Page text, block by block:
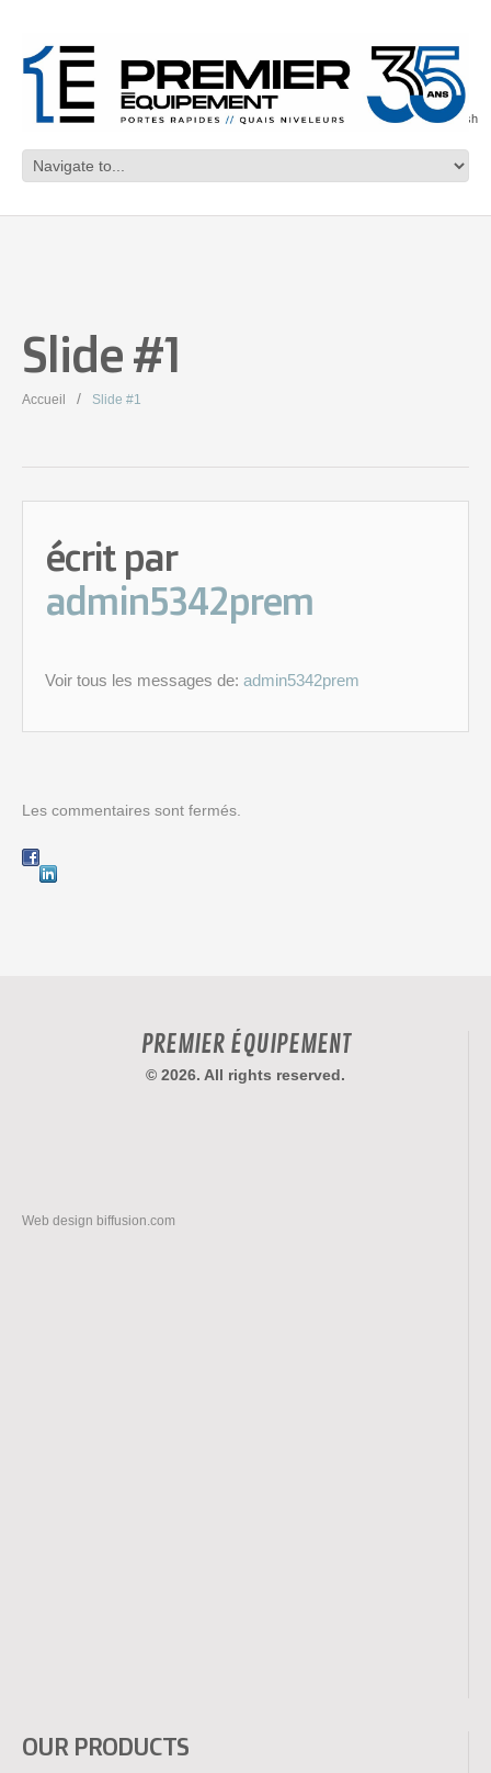
English
Slide #1
Accueil Slide #1
écrit par
admin5342prem
Voir tous les messages de: admin5342prem
Les commentaires sont fermés.
PREMIER ÉQUIPEMENT
© 2026. All rights reserved.
Web design biffusion.com
OUR PRODUCTS